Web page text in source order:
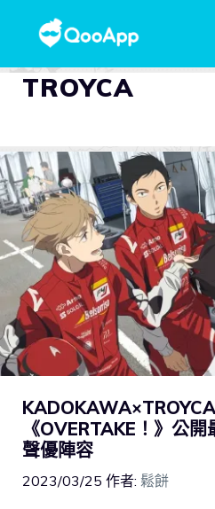
TROYCA
《OVERTAKE！》公
聲優陣容
2023/03/25 作者: 鬆餅